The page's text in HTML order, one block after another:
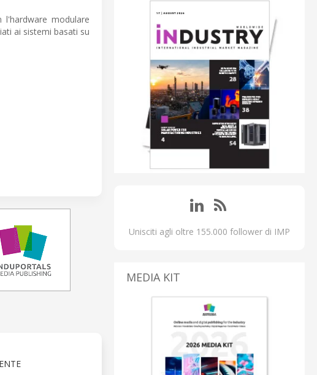
modulare
ai sistemi basati su
Unisciti agli oltre 155.000 follower di IMP
MEDIA KIT